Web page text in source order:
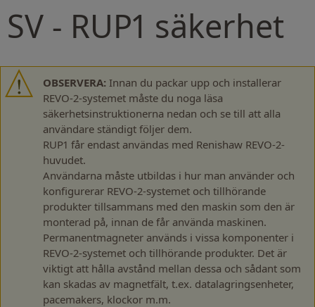
SV - RUP1 säkerhet
OBSERVERA: Innan du packar upp och installerar
REVO-2-systemet måste du noga läsa
säkerhetsinstruktionerna nedan och se till att alla
användare ständigt följer dem.
RUP1 får endast användas med Renishaw REVO-2-
huvudet.
Användarna måste utbildas i hur man använder och
konfigurerar REVO-2-systemet och tillhörande
produkter tillsammans med den maskin som den är
monterad på, innan de får använda maskinen.
Permanentmagneter används i vissa komponenter i
REVO-2-systemet och tillhörande produkter. Det är
viktigt att hålla avstånd mellan dessa och sådant som
kan skadas av magnetfält, t.ex. datalagringsenheter,
pacemakers, klockor m.m.